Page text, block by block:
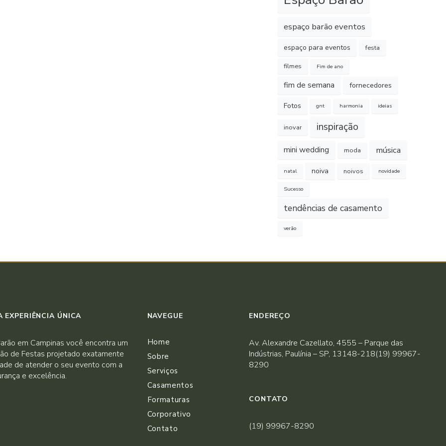
espaço barão eventos
espaço para eventos festa
filmes Fim de ano
fim de semana fornecedores
Fotos gnt harmonia ideias
inovar inspiração
mini wedding moda música
natal noiva noivos novidade
Sucesso
tendências de casamento
verão
EXPERIÊNCIA ÚNICA
em Campinas você encontra um
de Festas projetado exatamente
de atender o seu evento com a
e excelência.
NAVEGUE
Home
Sobre
Serviços
Casamentos
Formaturas
Corporativo
Contato
ENDEREÇO
Av. Alexandre Cazellato, 4555 – Parque das
Indústrias, Paulínia – SP, 13148-218(19) 99967-
8290
CONTATO
(19) 99967-8290